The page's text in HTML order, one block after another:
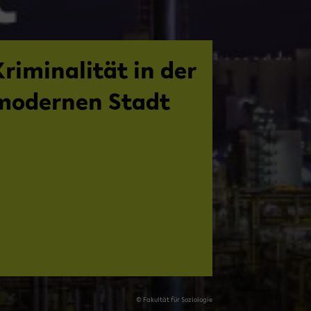
in der
Stadt
© Fa­kul­tät für So­zio­lo­gie